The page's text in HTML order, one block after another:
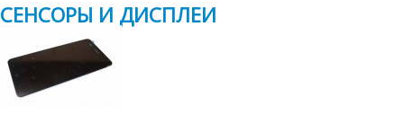
Всё по-честному
СЕНСОРЫ И ДИСПЛЕИ